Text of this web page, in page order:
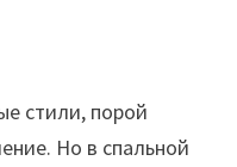
стили, порой
Но в спальной